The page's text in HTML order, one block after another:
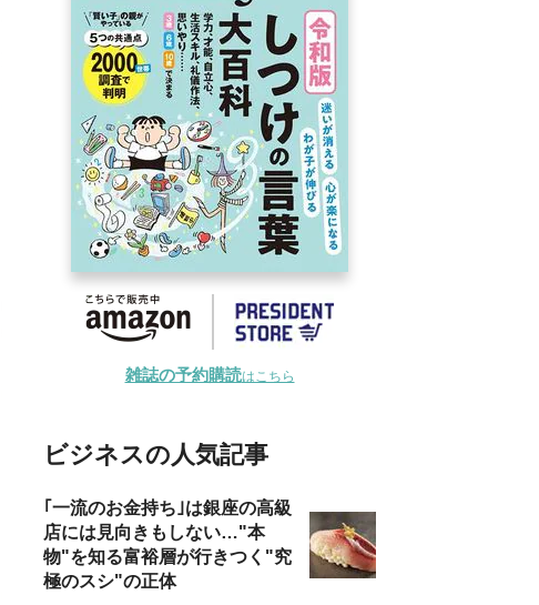
雑誌の予約購読はこちら
ビジネスの人気記事
｢一流のお金持ち｣は銀座の高級
店には見向きもしない…"本
物"を知る富裕層が行きつく"究
極のスシ"の正体